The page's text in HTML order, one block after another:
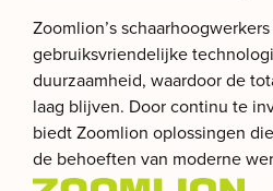
Zoomlion’s
gebruiksvriendelijke
duurzaamheid, waardoor de
laag blijven. Door continu te
biedt Zoomlion oplossingen
de behoeften van moderne